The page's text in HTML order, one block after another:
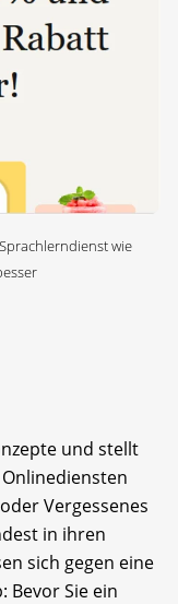
wie
und stellt
Vergessenes
in ihren
sich gegen eine
Bevor Sie ein